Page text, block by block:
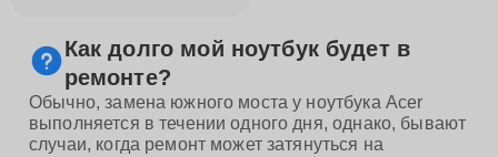
Как долго мой ноутбук будет в
ремонте?
Обычно, замена южного моста у ноутбука Acer
выполняется в течении одного дня, однако, бывают
случаи, когда ремонт может затянуться на